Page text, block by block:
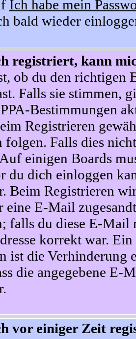
Ich habe mein
bald wieder
registriert, kann
ob du den richtigen
Falls sie stimmen,
Bestimmungen
Registrieren
folgen. Falls dies
einigen Boards
du dich einloggen
Beim Registrieren
E-Mail
falls du diese E-Mail
korrekt war.
ist die Verhinderung
die angegebene
vor einiger Zeit